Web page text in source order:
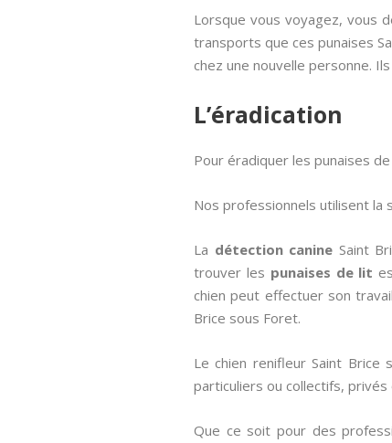
Lorsque vous voyagez, vous
transports que ces punaises
chez une nouvelle personne.
L’éradication
Pour éradiquer les punaises
Nos professionnels utilisent la
La détection canine Saint
trouver les punaises de lit
chien peut effectuer son
Brice sous Foret.
Le chien renifleur Saint
particuliers ou collectifs,
Que ce soit pour des